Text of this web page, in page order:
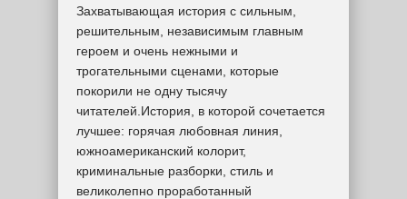
Захватывающая история с сильным,
решительным, независимым главным
героем и очень нежными и
трогательными сценами, которые
покорили не одну тысячу
читателей.История, в которой сочетается
лучшее: горячая любовная линия,
южноамериканский колорит,
криминальные разборки, стиль и
великолепно проработанный